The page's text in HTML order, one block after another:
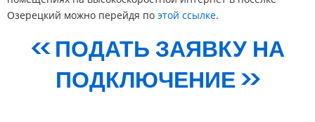
Озерецкий можно перейдя по этой ссылке.
<< ПОДАТЬ ЗАЯВКУ НА
ПОДКЛЮЧЕНИЕ >>